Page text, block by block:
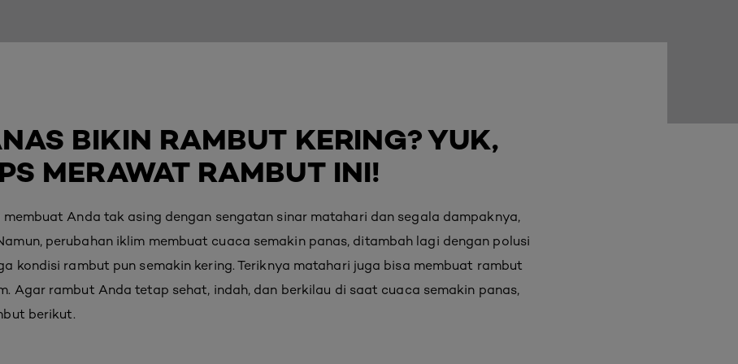
BIKIN RAMBUT KERING? YUK,
MERAWAT RAMBUT INI!
Anda tak asing dengan sengatan sinar matahari dan segala dampaknya,
perubahan iklim membuat cuaca semakin panas, ditambah lagi dengan polusi
kondisi rambut pun semakin kering. Teriknya matahari juga bisa membuat rambut
Agar rambut Anda tetap sehat, indah, dan berkilau di saat cuaca semakin panas,
berikut.